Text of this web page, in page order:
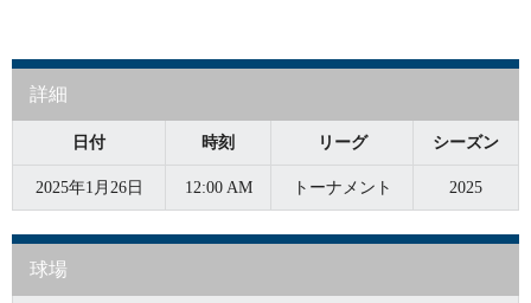
詳細
日付 時刻 リーグ シーズン
2025年1月26日 12:00 AM トーナメント 2025
球場